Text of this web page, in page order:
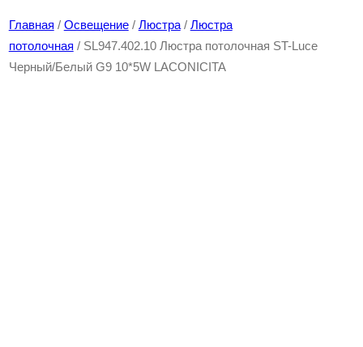
Главная / Освещение/ Люстра/ Люстра
потолочная / SL947.402.10 Люстра потолочная ST-Luce
Черный/Белый G9 10*5W LACONICITA